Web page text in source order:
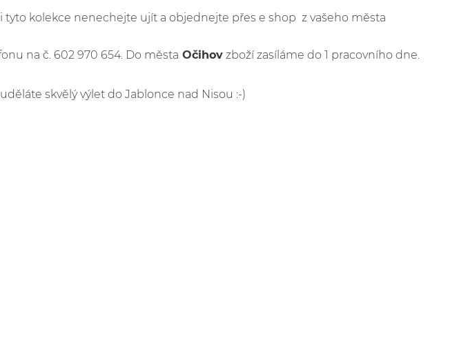
tyto kolekce nenechejte ujít a objednejte přes e shop z vašeho města
na č. 602 970 654. Do města Očihov zboží zasíláme do 1 pracovního dne.
skvělý výlet do Jablonce nad Nisou :-)